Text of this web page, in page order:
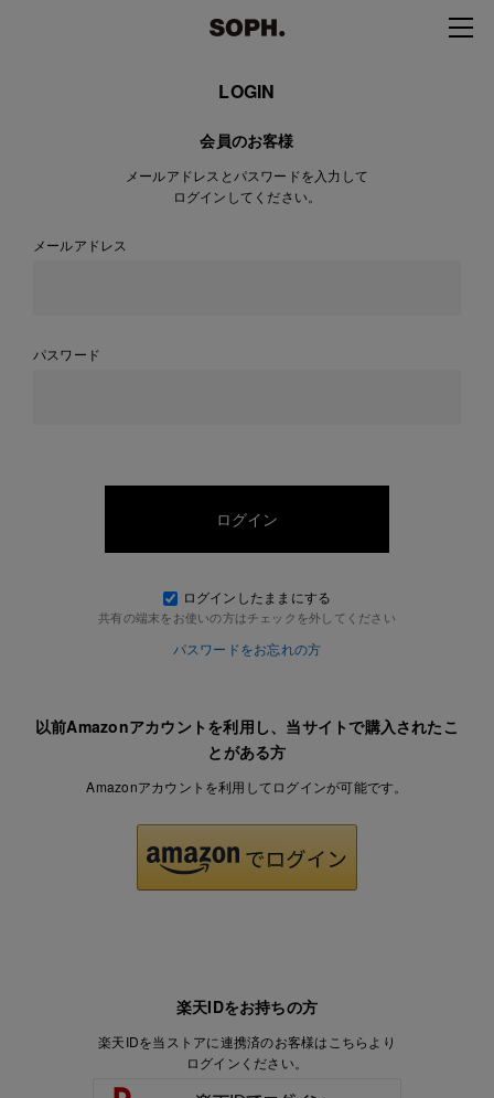
LOGIN
会員のお客様
メールアドレスとパスワードを入力して
ログインしてください。
メールアドレス
パスワード
ログインしたままにする
共有の端末をお使いの方はチェックを外してください
パスワードをお忘れの方
以前Amazonアカウントを利用し、当サイトで購入されたこ
とがある方
Amazonアカウントを利用してログインが可能です。
楽天IDをお持ちの方
楽天IDを当ストアに連携済のお客様はこちらより
ログインください。